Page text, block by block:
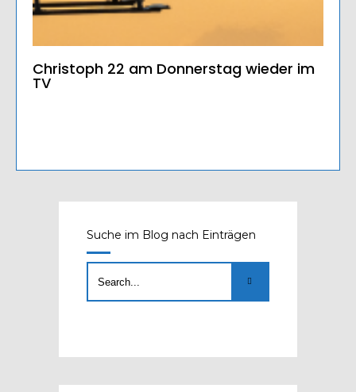
Christoph 22 am Donnerstag wieder im
TV
Suche im Blog nach Einträgen